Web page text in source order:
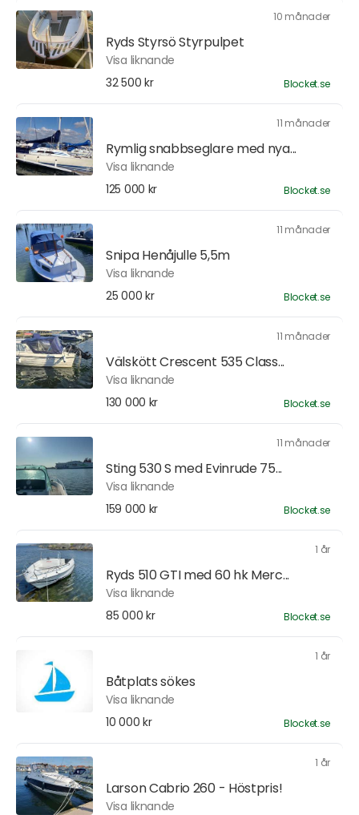
10 månader
Ryds Styrsö Styrpulpet
Visa liknande
32 500 kr
Blocket.se
11 månader
Rymlig snabbseglare med nya...
Visa liknande
125 000 kr
Blocket.se
11 månader
Snipa Henåjulle 5,5m
Visa liknande
25 000 kr
Blocket.se
11 månader
Välskött Crescent 535 Class...
Visa liknande
130 000 kr
Blocket.se
11 månader
Sting 530 S med Evinrude 75...
Visa liknande
159 000 kr
Blocket.se
1 år
Ryds 510 GTI med 60 hk Merc...
Visa liknande
85 000 kr
Blocket.se
1 år
Båtplats sökes
Visa liknande
10 000 kr
Blocket.se
1 år
Larson Cabrio 260 - Höstpris!
Visa liknande